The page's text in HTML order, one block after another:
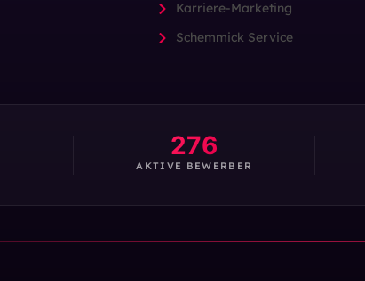
Karriere-Marketing
Schemmick Service
276
AKTIVE BEWERBER